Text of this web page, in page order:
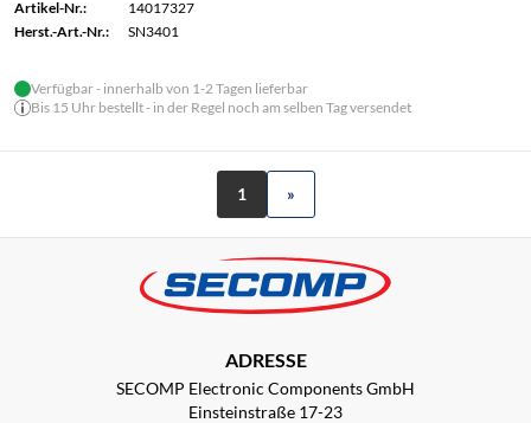
Artikel-Nr.:
14017327
Herst.-Art.-Nr.:
SN3401
Verfügbar - innerhalb von 1-2 Tagen lieferbar
Bis 15 Uhr bestellt - in der Regel noch am selben Tag versendet
1 »
ADRESSE
SECOMP Electronic Components GmbH
Einsteinstraße 17-23